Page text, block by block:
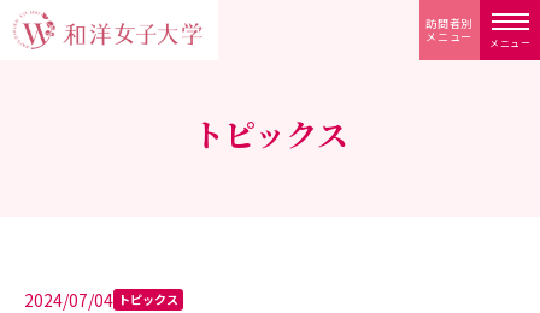
メニュー
訪問者別
メニュー
トピックス
2024/07/04 トピックス